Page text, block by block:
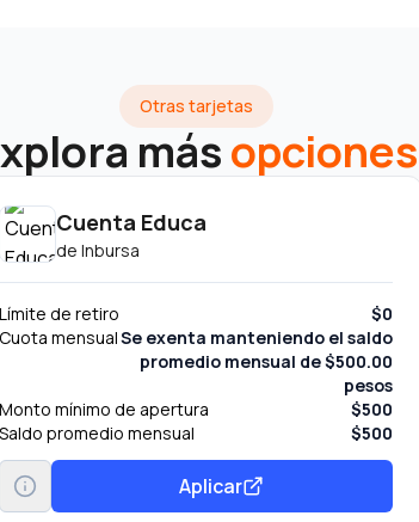
Otras tarjetas
másopciones
Cuenta Educa
de Inbursa
Límite de retiro
$0
Cuota mensualSe exenta manteniendo el saldo
promedio mensual de $500.00
pesos
Monto mínimo de apertura
$500
Saldo promedio mensual
$500
Aplicar